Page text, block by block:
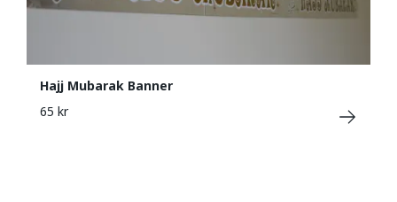
Hajj Mubarak Banner
65 kr